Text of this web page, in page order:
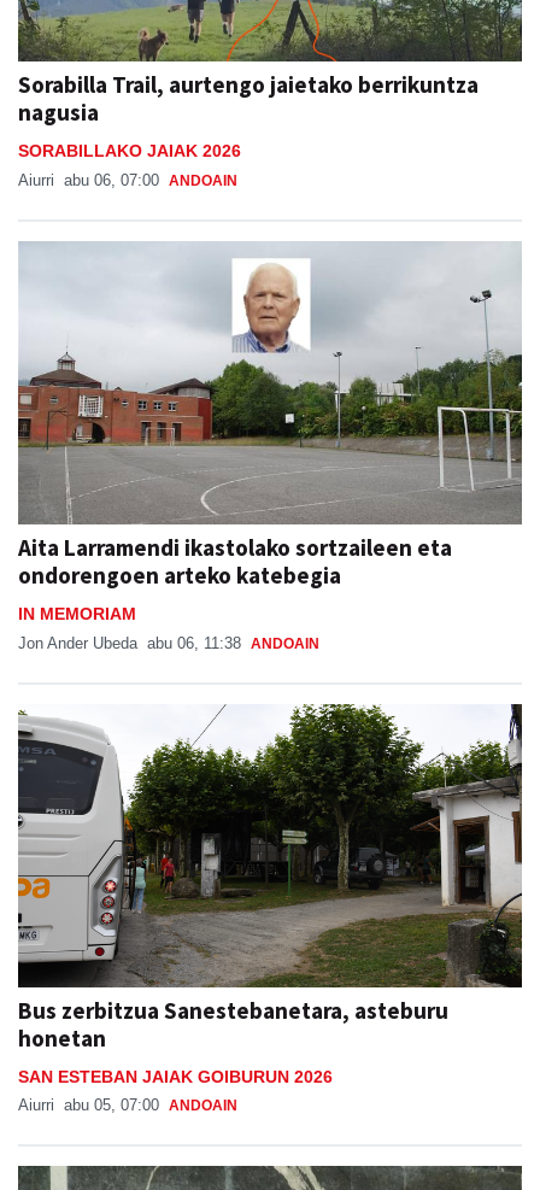
Sorabilla Trail, aurtengo jaietako berrikuntza
nagusia
SORABILLAKO JAIAK 2026
Aiurri abu 06, 07:00 ANDOAIN
Aita Larramendi ikastolako sortzaileen eta
ondorengoen arteko katebegia
IN MEMORIAM
Jon Ander Ubeda abu 06, 11:38 ANDOAIN
Bus zerbitzua Sanestebanetara, asteburu
honetan
SAN ESTEBAN JAIAK GOIBURUN 2026
Aiurri abu 05, 07:00 ANDOAIN